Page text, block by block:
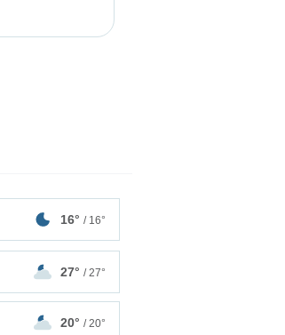
16° / 16°
27° / 27°
20° / 20°